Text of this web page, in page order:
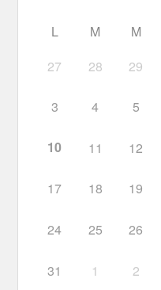
L M M
27
28 29
3 4 5
10 11 12
17 18 19
24 25 26
31 1 2